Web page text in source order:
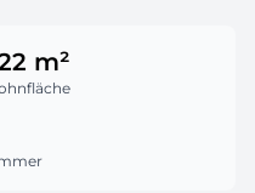
m²